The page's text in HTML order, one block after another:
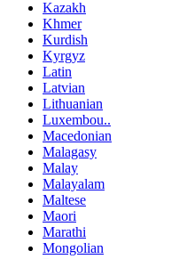
Kazakh
Khmer
Kurdish
Kyrgyz
Latin
Latvian
Lithuanian
Luxembou..
Macedonian
Malagasy
Malay
Malayalam
Maltese
Maori
Marathi
Mongolian